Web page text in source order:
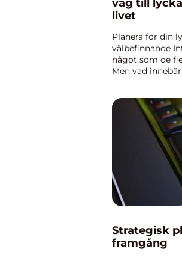
väg till
livet
Planera för din
välbefinnande
något som de
Men vad
Strategisk
framgång